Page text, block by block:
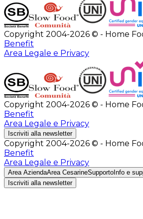
Copyright 2004-2026 © - Home
Benefit
Area Legale e Privacy
Copyright 2004-2026 © - Home
Benefit
Area Legale e Privacy
Iscriviti alla newsletter
Copyright 2004-2026 © - Home
Benefit
Area Legale e Privacy
Area AziendaArea CesarineSupporto Info e
Iscriviti alla newsletter